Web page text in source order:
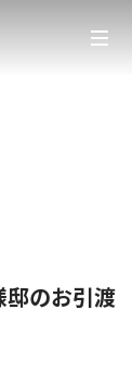
のお引渡